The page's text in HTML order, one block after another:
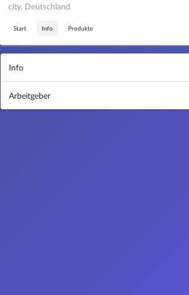
city, Deutschland
Start Info Produkte
Info
Arbeitgeber